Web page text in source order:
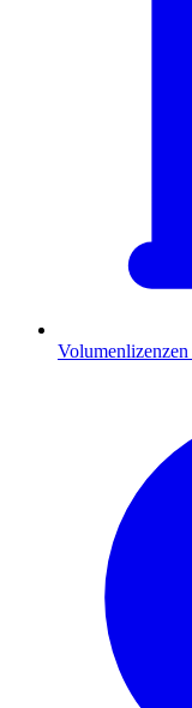
Volumenlizenzen